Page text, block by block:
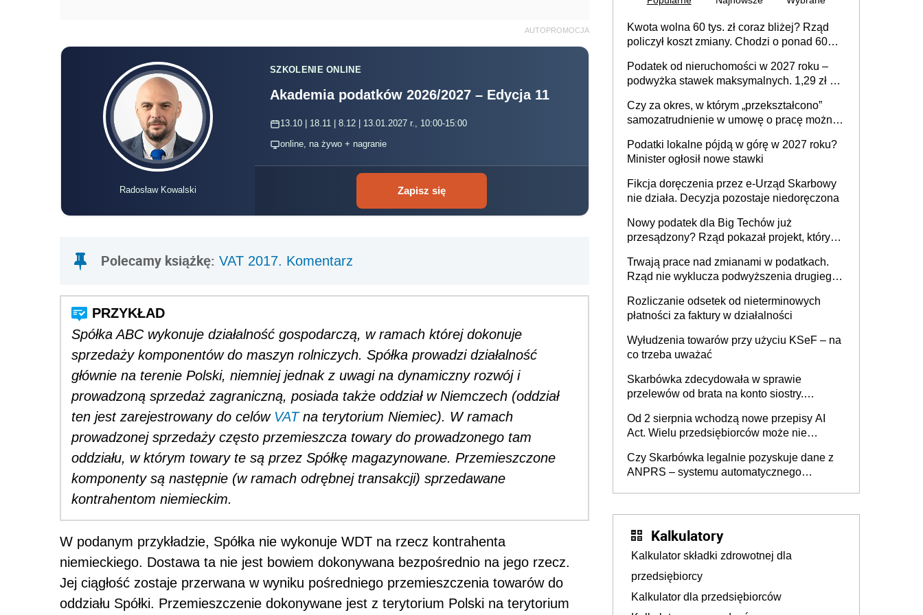
AUTOPROMOCJA
Radosław Kowalski
SZKOLENIE ONLINE
Akademia podatków 2026/2027 – Edycja 11
13.10 | 18.11 | 8.12 | 13.01.2027 r., 10:00-15:00
online, na żywo + nagranie
Zapisz się
Polecamy książkę: VAT 2017. Komentarz
Spółka ABC wykonuje działalność gospodarczą, w ramach której dokonuje
sprzedaży komponentów do maszyn rolniczych. Spółka prowadzi działalność
głównie na terenie Polski, niemniej jednak z uwagi na dynamiczny rozwój i
prowadzoną sprzedaż zagraniczną, posiada także oddział w Niemczech (oddział
ten jest zarejestrowany do celów VATna terytorium Niemiec). W ramach
prowadzonej sprzedaży często przemieszcza towary do prowadzonego tam
oddziału, w którym towary te są przez Spółkę magazynowane. Przemieszczone
komponenty są następnie (w ramach odrębnej transakcji) sprzedawane
kontrahentom niemieckim.
W podanym przykładzie, Spółka nie wykonuje WDT na rzecz kontrahenta
niemieckiego. Dostawa ta nie jest bowiem dokonywana bezpośrednio na jego rzecz.
Jej ciągłość zostaje przerwana w wyniku pośredniego przemieszczenia towarów do
oddziału Spółki. Przemieszczenie dokonywane jest z terytorium Polski na terytorium
Kwota wolna 60 tys. zł coraz bliżej? Rząd
policzył koszt zmiany. Chodzi o ponad 60
Podatek od nieruchomości w 2027 roku –
podwyżka stawek maksymalnych. 1,29 zł za
budynków i lokali związanych z
prowadzeniem działalności gospodarczej
Czy za okres, w którym „przekształcono”
samozatrudnienie w umowę o pracę można
umowy cywilnoprawnej jedynym
racjonalnym wyjściem
Podatki lokalne pójdą w górę w 2027 roku?
Minister ogłosił nowe stawki
Fikcja doręczenia przez e-Urząd Skarbowy
nie działa. Decyzja pozostaje niedoręczona
Nowy podatek dla Big Techów już
przesądzony? Rząd pokazał projekt, który
Trwają prace nad zmianami w podatkach.
Rząd nie wyklucza podwyższenia drugiego
Rozliczanie odsetek od nieterminowych
płatności za faktury w działalności
Wyłudzenia towarów przy użyciu KSeF – na
co trzeba uważać
Skarbówka zdecydowała w sprawie
przelewów od brata na konto siostry.
darowizna, ale podatku jednak nie będzie
Od 2 sierpnia wchodzą nowe przepisy AI
Act. Wielu przedsiębiorców może nie
Czy Skarbówka legalnie pozyskuje dane z
ANPRS – systemu automatycznego
Kalkulatory
Kalkulator składki zdrowotnej dla
przedsiębiorcy
Kalkulator dla przedsiębiorców